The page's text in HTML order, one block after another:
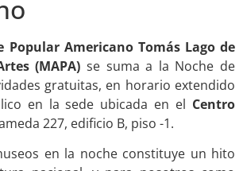
Popular Americano Tomás Lago de
(MAPA) se suma a la Noche de
gratuitas, en horario extendido
en la sede ubicada en el Centro
227, edificio B, piso -1.
en la noche constituye un hito